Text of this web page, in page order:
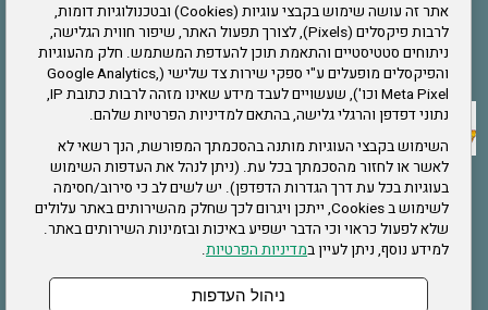
אתר זה עושה שימוש בקבצי עוגיות (Cookies) ובטכנולוגיות דומות,
לרבות פיקסלים (Pixels), לצורך תפעול האתר, שיפור חווית הגלישה,
ניתוחים סטטיסטיים והתאמת תוכן להעדפת המשתמש. חלק מהעוגיות
והפיקסלים מופעלים ע"י ספקי שירות צד שלישי (Google Analytics,
Meta Pixel וכו'), שעשויים לעבד מידע שאינו מזהה לרבות כתובת IP,
נתוני דפדפן והרגלי גלישה, בהתאם למדיניות הפרטיות שלהם.
השימוש בקבצי העוגיות מותנה בהסכמתך המפורשת, הנך רשאי לא
לאשר או לחזור מהסכמתך בכל עת. (ניתן לנהל את העדפות השימוש
בעוגיות בכל עת דרך הגדרות הדפדפן). יש לשים לב כי סירוב/חסימה
לשימוש ב Cookies, ייתכן ויגרום לכך שחלק מהשירותים באתר עלולים
שלא לפעול כראוי וכי הדבר ישפיע באיכות ובזמינות השירותים באתר.
למידע נוסף, ניתן לעיין במדיניות הפרטיות.
ניהול העדפות
אתר צה"ל
תקנון האתר
שירותים
תעסוקה
בריאות